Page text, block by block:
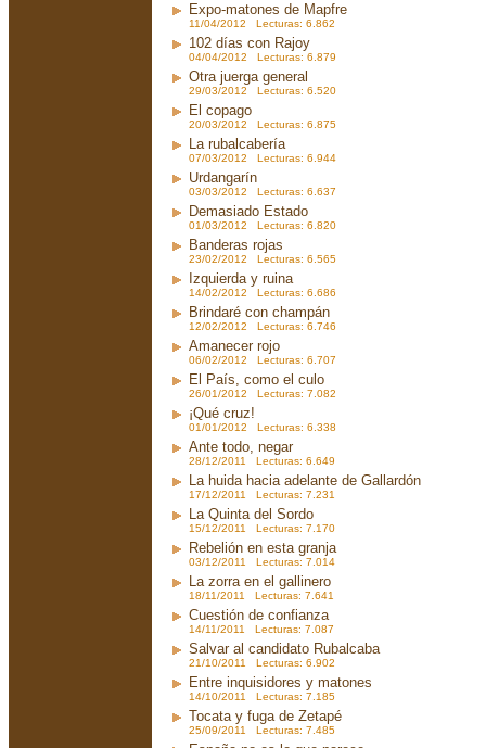
Expo-matones de Mapfre
11/04/2012 Lecturas: 6.862
102 días con Rajoy
04/04/2012 Lecturas: 6.879
Otra juerga general
29/03/2012 Lecturas: 6.520
El copago
20/03/2012 Lecturas: 6.875
La rubalcabería
07/03/2012 Lecturas: 6.944
Urdangarín
03/03/2012 Lecturas: 6.637
Demasiado Estado
01/03/2012 Lecturas: 6.820
Banderas rojas
23/02/2012 Lecturas: 6.565
Izquierda y ruina
14/02/2012 Lecturas: 6.686
Brindaré con champán
12/02/2012 Lecturas: 6.746
Amanecer rojo
06/02/2012 Lecturas: 6.707
El País, como el culo
26/01/2012 Lecturas: 7.082
¡Qué cruz!
01/01/2012 Lecturas: 6.338
Ante todo, negar
28/12/2011 Lecturas: 6.649
La huida hacia adelante de Gallardón
17/12/2011 Lecturas: 7.231
La Quinta del Sordo
15/12/2011 Lecturas: 7.170
Rebelión en esta granja
03/12/2011 Lecturas: 7.014
La zorra en el gallinero
18/11/2011 Lecturas: 7.641
Cuestión de confianza
14/11/2011 Lecturas: 7.087
Salvar al candidato Rubalcaba
21/10/2011 Lecturas: 6.902
Entre inquisidores y matones
14/10/2011 Lecturas: 7.185
Tocata y fuga de Zetapé
25/09/2011 Lecturas: 7.485